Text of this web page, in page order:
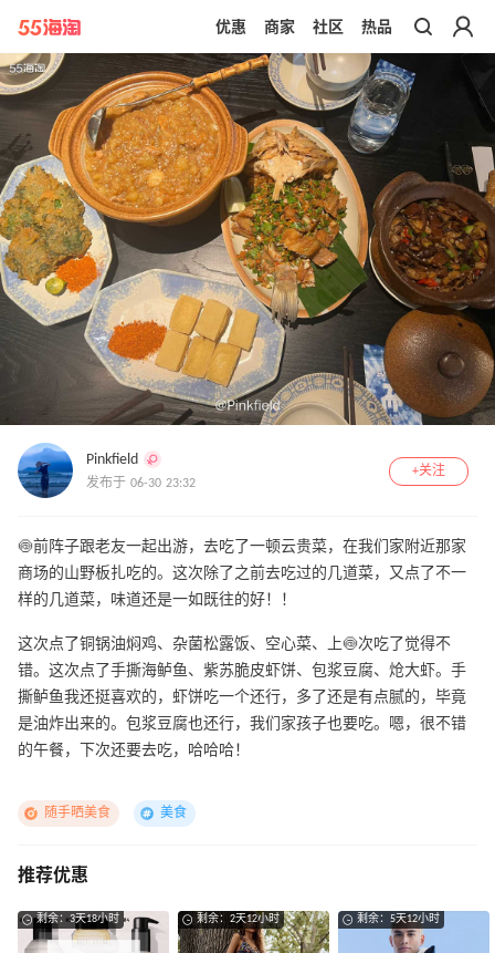
带你去官网买正品
优惠 商家 社区 热品
Pinkfield
发布于 06-30 23:32
+关注
🍥前阵子跟老友一起出游，去吃了一顿云贵菜，在我们家附近那家
商场的山野板扎吃的。这次除了之前去吃过的几道菜，又点了不一
样的几道菜，味道还是一如既往的好！！
这次点了铜锅油焖鸡、杂菌松露饭、空心菜、上🍥次吃了觉得不
错。这次点了手撕海鲈鱼、紫苏脆皮虾饼、包浆豆腐、炝大虾。手
撕鲈鱼我还挺喜欢的，虾饼吃一个还行，多了还是有点腻的，毕竟
是油炸出来的。包浆豆腐也还行，我们家孩子也要吃。嗯，很不错
的午餐，下次还要去吃，哈哈哈！
随手晒美食 美食
推荐优惠
剩余：3天18小时 剩余：2天12小时 剩余：5天12小时